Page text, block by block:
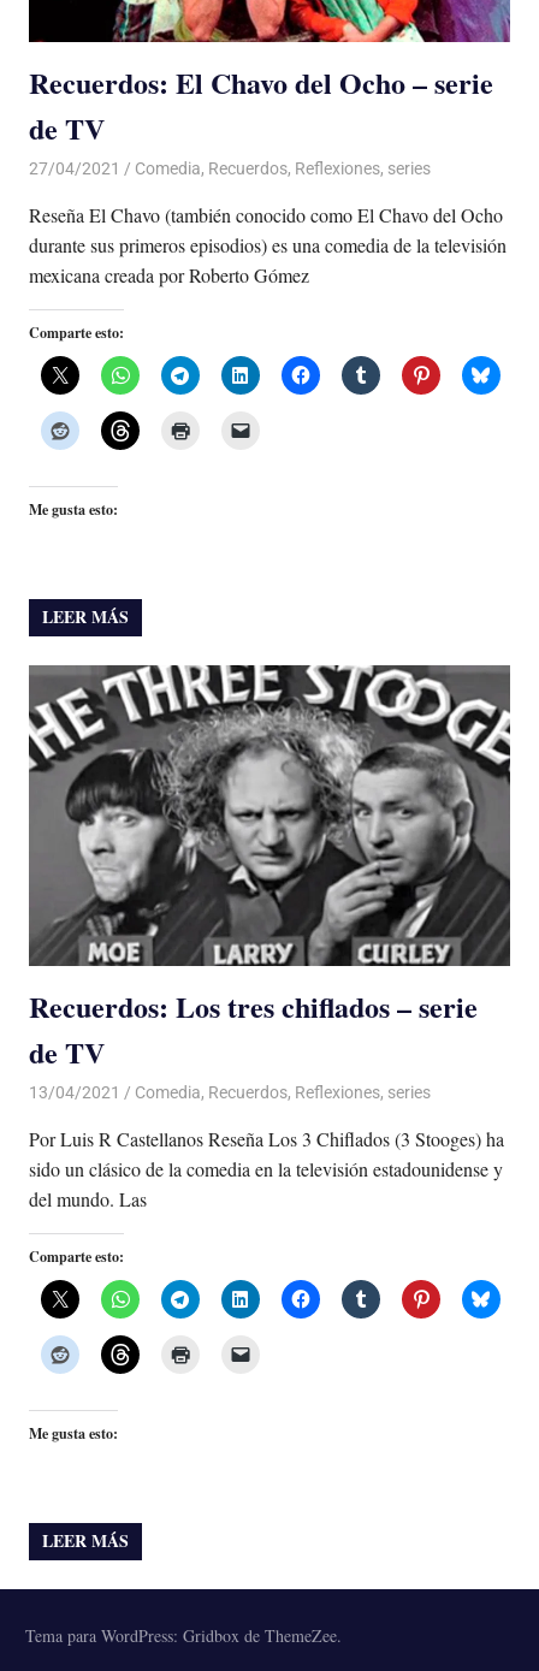
Recuerdos: El Chavo del Ocho – serie
de TV
27/04/2021 De todo un Poco
Comedia, Recuerdos, Reflexiones, series
Reseña El Chavo (también conocido como El Chavo del Ocho
durante sus primeros episodios) es una comedia de la televisión
mexicana creada por Roberto Gómez
Comparte esto:
Me gusta esto:
LEER MÁS
Recuerdos: Los tres chiflados – serie
de TV
13/04/2021 De todo un Poco
Comedia, Recuerdos, Reflexiones, series
Por Luis R Castellanos Reseña Los 3 Chiflados (3 Stooges) ha
sido un clásico de la comedia en la televisión estadounidense y
del mundo. Las
Comparte esto:
Me gusta esto:
LEER MÁS
Tema para WordPress: Gridbox de ThemeZee.